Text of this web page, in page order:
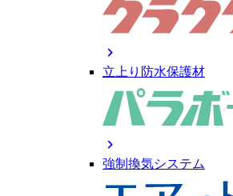
chevron_right
立上り防水保護材
chevron_right
強制換気システム